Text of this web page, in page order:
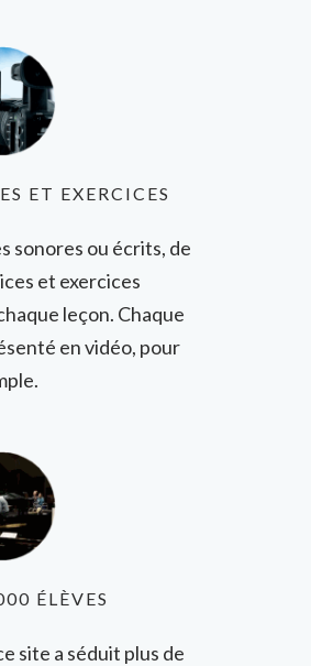
ET EXERCICES
sonores ou écrits, de
et exercices
leçon. Chaque
en vidéo, pour
ÉLÈVES
site a séduit plus de